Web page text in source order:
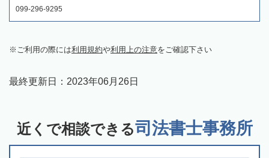
099-296-9295
ご利用の際には利用規約や利用上の注意をご確認下さい
最終更新日： 2023年06月26日
近くで相談できる司法書士事務所